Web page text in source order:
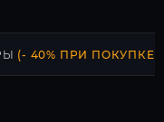
(- 40% ПРИ ПОКУПКЕ